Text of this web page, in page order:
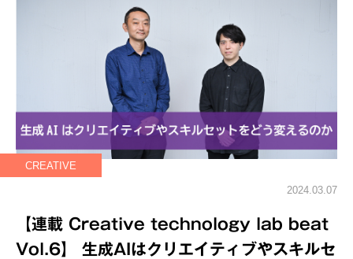
CREATIVE
2024.03.07
【連載 Creative technology lab beat
Vol.6】 生成AIはクリエイティブやスキルセ